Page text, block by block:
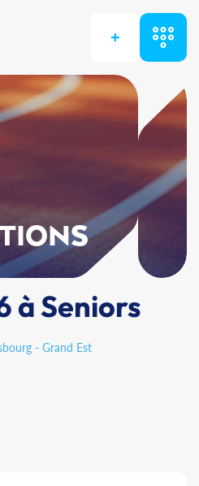
+
à Seniors
- Grand Est